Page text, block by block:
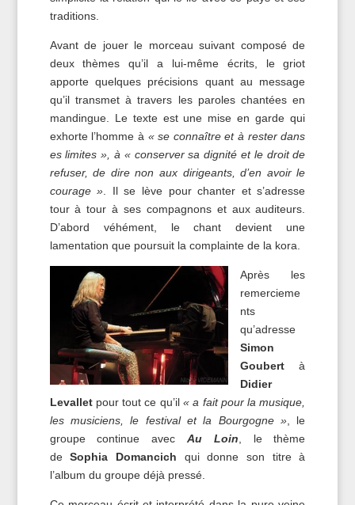
traditions.
Avant de jouer le morceau suivant composé de
deux thèmes qu’il a lui-même écrits, le griot
apporte quelques précisions quant au message
qu’il transmet à travers les paroles chantées en
mandingue. Le texte est une mise en garde qui
exhorte l’homme à « se connaître et à rester dans
es limites », à « conserver sa dignité et le droit de
refuser, de dire non aux dirigeants, d’en avoir le
courage » . Il se lève pour chanter et s’adresse
tour à tour à ses compagnons et aux auditeurs.
D’abord véhément, le chant devient une
lamentation que poursuit la complainte de la kora.
Après les
remercieme
nts
qu’adresse
Simon
Goubertà
Didier
Levalletpour tout ce qu’il « a fait pour la musique,
les musiciens, le festival et la Bourgogne » , le
groupe continue avec Au Loin , le thème
deSophia Domancich qui donne son titre à
l’album du groupe déjà pressé.